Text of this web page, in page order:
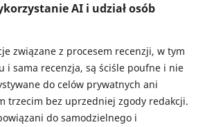
AI i udział osób
związane z procesem recenzji, w tym
i sama recenzja, są ściśle poufne i nie
do celów prywatnych ani
trzecim bez uprzedniej zgody redakcji.
do samodzielnego i